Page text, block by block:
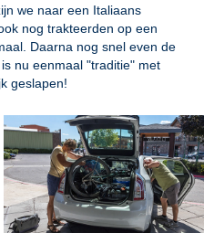
we naar een Italiaans
nog trakteerden op een
Daarna nog snel even de
nu eenmaal "traditie" met
geslapen!